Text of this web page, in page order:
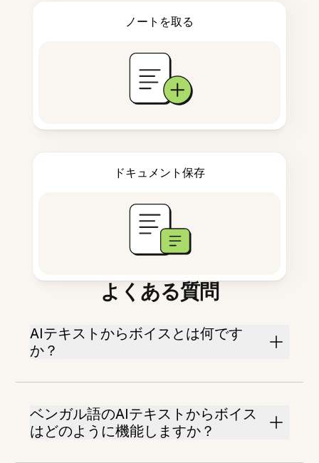
ノートを取る
ドキュメント保存
よくある質問
AIテキストからボイスとは何です
か？
ベンガル語のAIテキストからボイス
はどのように機能しますか？